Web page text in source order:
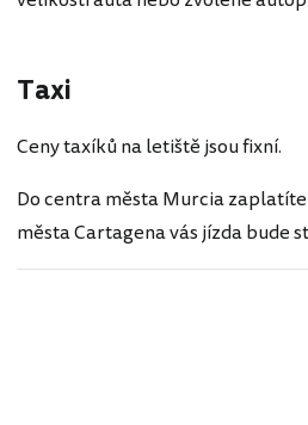
Taxi
Ceny taxíků na letiště jsou fixní.
Do centra města Murcia zaplatíte
města Cartagena vás jízda bude